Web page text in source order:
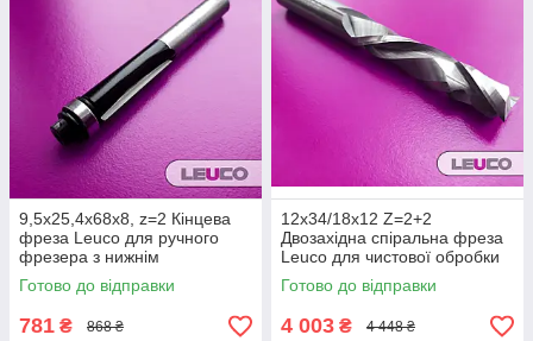
9,5х25,4х68х8, z=2 Кінцева
фреза Leuco для ручного
фрезера з нижнім
підшипником
Готово до відправки
781 ₴ 868 ₴
12х34/18х12 Z=2+2
Двозахідна спіральна фреза
Leuco для чистової обробки
Готово до відправки
4 003 ₴ 4 448 ₴